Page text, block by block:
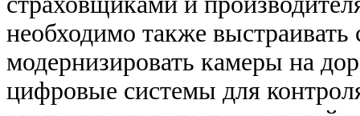
необходимо также
модернизировать камеры на
цифровые системы для